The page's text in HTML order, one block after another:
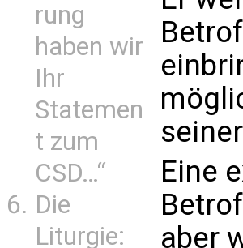
rung
haben wir
Ihr
Statemen
t zum
CSD…“
Die
Liturgie:
Eine
aber